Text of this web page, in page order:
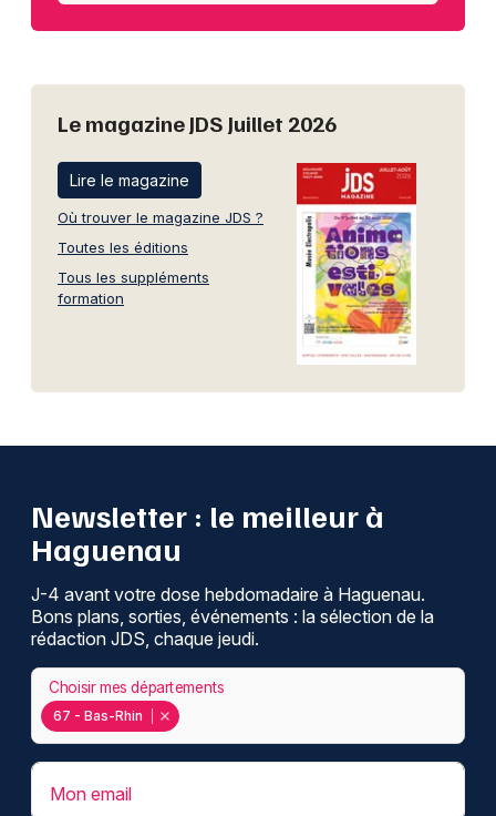
Le magazine JDS Juillet 2026
Lire le magazine
Où trouver le magazine JDS ?
Toutes les éditions
Tous les suppléments
formation
Newsletter : le meilleur à
Haguenau
J-4 avant votre dose hebdomadaire à Haguenau.
Bons plans, sorties, événements : la sélection de la
rédaction JDS, chaque jeudi.
67 - Bas-Rhin
Choisir mes départements
Mon email